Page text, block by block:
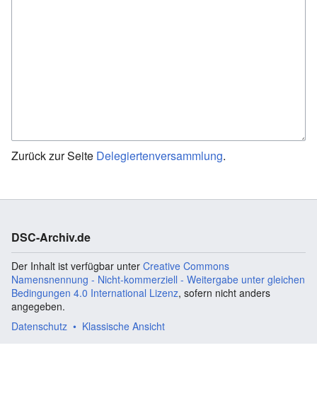
Zurück zur Seite Delegiertenversammlung.
DSC-Archiv.de
Der Inhalt ist verfügbar unter Creative Commons
Namensnennung - Nicht-kommerziell - Weitergabe unter gleichen
Bedingungen 4.0 International Lizenz, sofern nicht anders
angegeben.
Datenschutz
Klassische Ansicht